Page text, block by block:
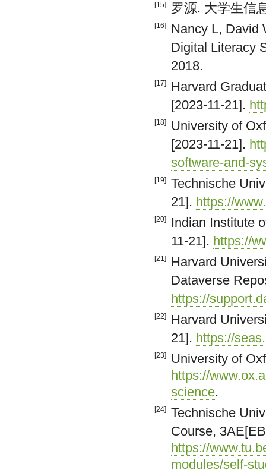
[15] 罗源. 大学生信
[16]
Nancy L, David
Digital Literacy
2018.
[17]
Harvard
[2023-11-21].
[18]
University of
[2023-11-21].
software-and-
[19]
Technische
21]. https://
[20]
Indian Institute
11-21]. https://
[21]
Harvard
Dataverse
https://
[22]
Harvard
21]. https://
[23]
University of
https://
science.
[24]
Technische
Course,
https://
modules/self-